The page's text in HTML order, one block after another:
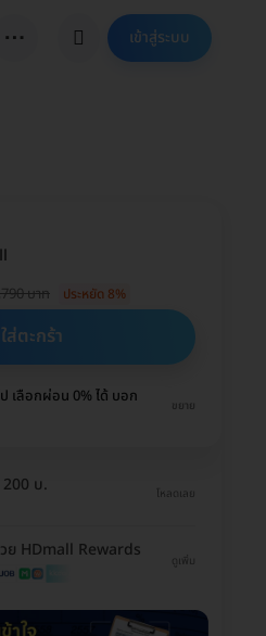
⋯ เข้าสู่ระบบ
บาท ประหยัด 8%
ใส่ตะกร้า
เลือกผ่อน 0% ได้ บอก
ขยาย
บ. โหลดเลย
ย HDmall Rewards
ดูเพิ่ม